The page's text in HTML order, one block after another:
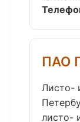
ПАО
Листо-
листо-